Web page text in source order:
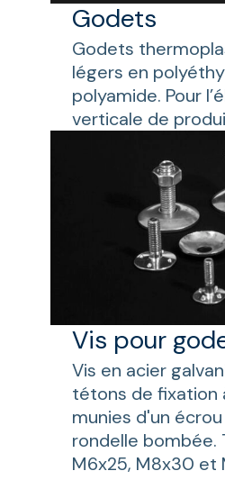
Godets
Godets
légers en
polyamide. Pour
verticale de
Vis pour
Vis en acier
tétons de fixation
munies d'un
rondelle bombée.
M6x25, M8x30 et